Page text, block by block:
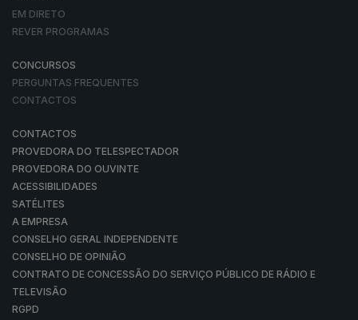
EM DIRETO
REVER PROGRAMAS
CONCURSOS
PERGUNTAS FREQUENTES
CONTACTOS
CONTACTOS
PROVEDORA DO TELESPECTADOR
PROVEDORA DO OUVINTE
ACESSIBILIDADES
SATÉLITES
A EMPRESA
CONSELHO GERAL INDEPENDENTE
CONSELHO DE OPINIÃO
CONTRATO DE CONCESSÃO DO SERVIÇO PÚBLICO DE RÁDIO E
TELEVISÃO
RGPD